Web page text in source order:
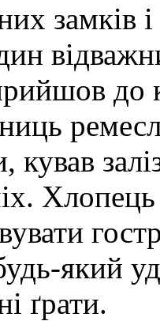
замків
до
кував
який
ґрати.